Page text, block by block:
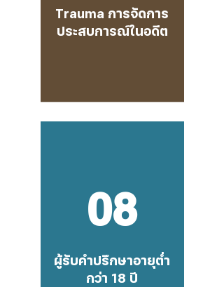
Trauma การจัดการ
ประสบการณ์ในอดีต
08
ผู้รับคำปรึกษาอายุต่ำ
กว่า 18 ปี